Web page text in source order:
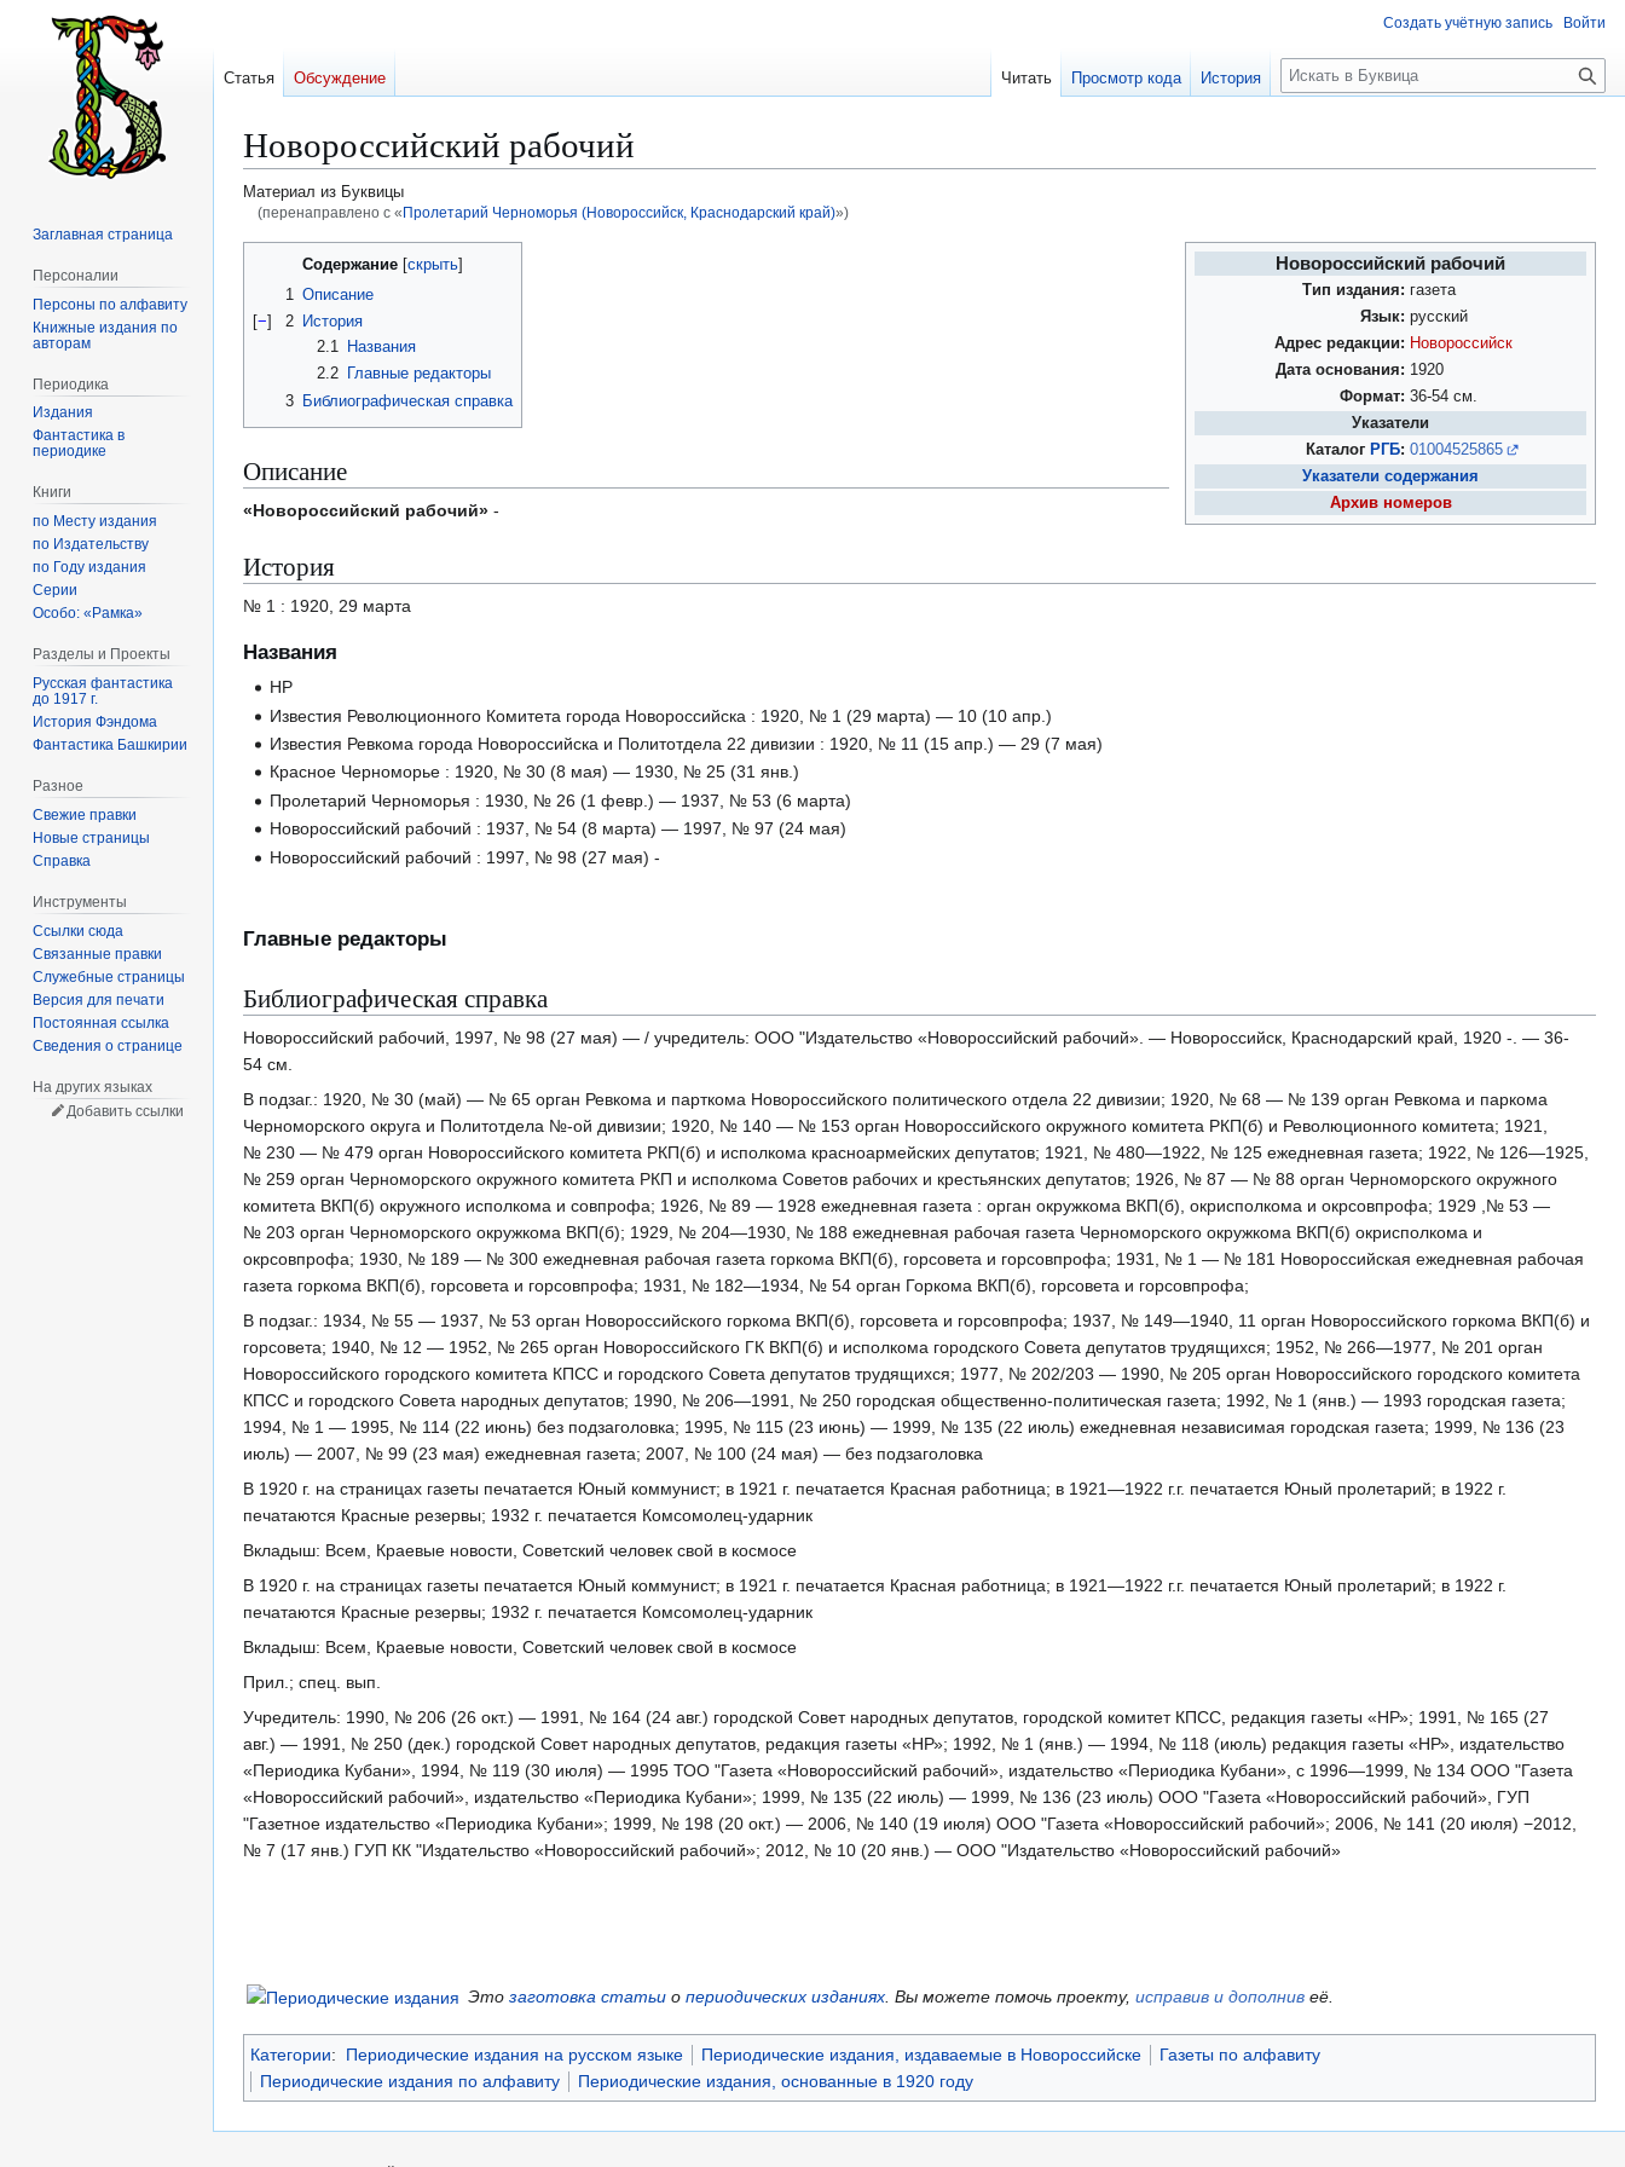
Новороссийский рабочий
Материал из Буквицы
(перенаправлено с « Пролетарий Черноморья (Новороссийск, Краснодарский край)»)
Перейти
Перейти
Новороссийский рабочий
Тип издания: газета
Язык: русский
Адрес редакции: Новороссийск
Дата основания: 1920
Формат: 36-54 см.
Указатели
Каталог РГБ: 01004525865
Указатели содержания
Архив номеров
Содержание
1 Описание
[−] 2
История
2.1
Названия
2.2 Главные редакторы
3 Библиографическая справка
Описание
«Новороссийский рабочий» -
История
№ 1 : 1920, 29 марта
Названия
НР
Известия Революционного Комитета города Новороссийска : 1920, № 1 (29 марта) — 10 (10 апр.)
Известия Ревкома города Новороссийска и Политотдела 22 дивизии : 1920, № 11 (15 апр.) — 29 (7 мая)
Красное Черноморье : 1920, № 30 (8 мая) — 1930, № 25 (31 янв.)
Пролетарий Черноморья : 1930, № 26 (1 февр.) — 1937, № 53 (6 марта)
Новороссийский рабочий : 1937, № 54 (8 марта) — 1997, № 97 (24 мая)
Новороссийский рабочий : 1997, № 98 (27 мая) -
Главные редакторы
Библиографическая справка
Новороссийский рабочий, 1997, № 98 (27 мая) — / учредитель: ООО "Издательство «Новороссийский рабочий». — Новороссийск, Краснодарский край, 1920 -. — 36-
54 см.
В подзаг.: 1920, № 30 (май) — № 65 орган Ревкома и парткома Новороссийского политического отдела 22 дивизии; 1920, № 68 — № 139 орган Ревкома и паркома
Черноморского округа и Политотдела №-ой дивизии; 1920, № 140 — № 153 орган Новороссийского окружного комитета РКП(б) и Революционного комитета; 1921,
№ 230 — № 479 орган Новороссийского комитета РКП(б) и исполкома красноармейских депутатов; 1921, № 480—1922, № 125 ежедневная газета; 1922, № 126—1925,
№ 259 орган Черноморского окружного комитета РКП и исполкома Советов рабочих и крестьянских депутатов; 1926, № 87 — № 88 орган Черноморского окружного
комитета ВКП(б) окружного исполкома и совпрофа; 1926, № 89 — 1928 ежедневная газета : орган окружкома ВКП(б), окрисполкома и окрсовпрофа; 1929 ,№ 53 —
№ 203 орган Черноморского окружкома ВКП(б); 1929, № 204—1930, № 188 ежедневная рабочая газета Черноморского окружкома ВКП(б) окрисполкома и
окрсовпрофа; 1930, № 189 — № 300 ежедневная рабочая газета горкома ВКП(б), горсовета и горсовпрофа; 1931, № 1 — № 181 Новороссийская ежедневная рабочая
газета горкома ВКП(б), горсовета и горсовпрофа; 1931, № 182—1934, № 54 орган Горкома ВКП(б), горсовета и горсовпрофа;
В подзаг.: 1934, № 55 — 1937, № 53 орган Новороссийского горкома ВКП(б), горсовета и горсовпрофа; 1937, № 149—1940, 11 орган Новороссийского горкома ВКП(б) и
горсовета; 1940, № 12 — 1952, № 265 орган Новороссийского ГК ВКП(б) и исполкома городского Совета депутатов трудящихся; 1952, № 266—1977, № 201 орган
Новороссийского городского комитета КПСС и городского Совета депутатов трудящихся; 1977, № 202/203 — 1990, № 205 орган Новороссийского городского комитета
КПСС и городского Совета народных депутатов; 1990, № 206—1991, № 250 городская общественно-политическая газета; 1992, № 1 (янв.) — 1993 городская газета;
1994, № 1 — 1995, № 114 (22 июнь) без подзаголовка; 1995, № 115 (23 июнь) — 1999, № 135 (22 июль) ежедневная независимая городская газета; 1999, № 136 (23
июль) — 2007, № 99 (23 мая) ежедневная газета; 2007, № 100 (24 мая) — без подзаголовка
В 1920 г. на страницах газеты печатается Юный коммунист; в 1921 г. печатается Красная работница; в 1921—1922 г.г. печатается Юный пролетарий; в 1922 г.
печатаются Красные резервы; 1932 г. печатается Комсомолец-ударник
Вкладыш: Всем, Краевые новости, Советский человек свой в космосе
В 1920 г. на страницах газеты печатается Юный коммунист; в 1921 г. печатается Красная работница; в 1921—1922 г.г. печатается Юный пролетарий; в 1922 г.
печатаются Красные резервы; 1932 г. печатается Комсомолец-ударник
Вкладыш: Всем, Краевые новости, Советский человек свой в космосе
Прил.; спец. вып.
Учредитель: 1990, № 206 (26 окт.) — 1991, № 164 (24 авг.) городской Совет народных депутатов, городской комитет КПСС, редакция газеты «НР»; 1991, № 165 (27
авг.) — 1991, № 250 (дек.) городской Совет народных депутатов, редакция газеты «НР»; 1992, № 1 (янв.) — 1994, № 118 (июль) редакция газеты «НР», издательство
«Периодика Кубани», 1994, № 119 (30 июля) — 1995 ТОО "Газета «Новороссийский рабочий», издательство «Периодика Кубани», с 1996—1999, № 134 ООО "Газета
«Новороссийский рабочий», издательство «Периодика Кубани»; 1999, № 135 (22 июль) — 1999, № 136 (23 июль) ООО "Газета «Новороссийский рабочий», ГУП
"Газетное издательство «Периодика Кубани»; 1999, № 198 (20 окт.) — 2006, № 140 (19 июля) ООО "Газета «Новороссийский рабочий»; 2006, № 141 (20 июля) −2012,
№ 7 (17 янв.) ГУП КК "Издательство «Новороссийский рабочий»; 2012, № 10 (20 янв.) — ООО "Издательство «Новороссийский рабочий»
Это заготовка статьи о периодических изданиях Вы можете помочь проекту, исправив и дополнив её.
Категории: Периодические издания на русском языке Периодические издания, издаваемые в Новороссийске
Газеты по алфавиту
Периодические издания по алфавиту
Периодические издания, основанные в 1920 году
Создать учётную запись Войти
Статья Обсуждение Читать Просмотр кода История
П
о
к
Заглавная страница
Персоналии
Персоны по алфавиту
Книжные издания по
авторам
Периодика
Издания
Фантастика в
периодике
Книги
по Месту издания
по Издательству
по Году издания
Серии
Особо: «Рамка»
Разделы и Проекты
Русская фантастика
до 1917 г.
История Фэндома
Фантастика Башкирии
Разное
Свежие правки
Новые страницы
Справка
Инструменты
Ссылки сюда
Связанные правки
Служебные страницы
Версия для печати
Постоянная ссылка
Сведения о странице
На других языках
Добавить ссылки